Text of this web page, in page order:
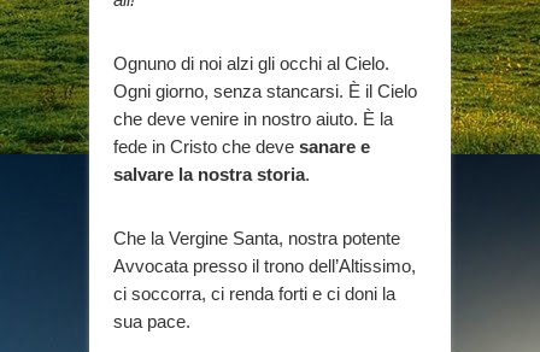
Ognuno di noi alzi gli occhi al Cielo.
Ogni giorno, senza stancarsi. È il Cielo
che deve venire in nostro aiuto. È la
fede in Cristo che deve sanare e
salvare la nostra storia.
Che la Vergine Santa, nostra potente
Avvocata presso il trono dell’Altissimo,
ci soccorra, ci renda forti e ci doni la
sua pace.